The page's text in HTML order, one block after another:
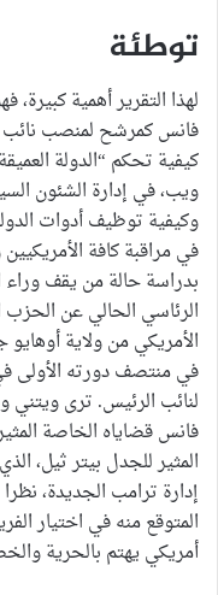
توطئة
لهذا التقرير أهمية
فانس كمرشح لمنصب
كيفية تحكم “الدولة
ويب، في إدارة الشئون
وكيفية توظيف أدوات
في مراقبة كافة
بدراسة حالة من يقف وراء
الرئاسي الحالي عن الحزب
الأمريكي من ولاية
في منتصف دورته
لنائب الرئيس. ترى
فانس قضاياه الخاصة
المثير للجدل بيتر ثيل،
إدارة ترامب الجديدة،
المتوقع منه في اختيار
أمريكي يهتم بالحرية